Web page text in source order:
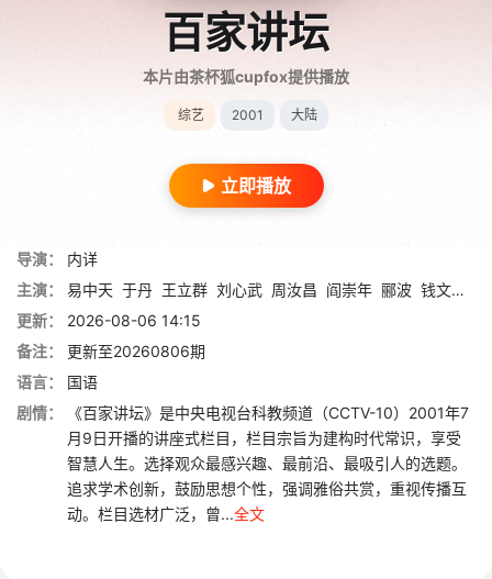
百家讲坛
本片由茶杯狐cupfox提供播放
综艺 2001 大陆
立即播放
导演：
内详
主演：
易中天 于丹 王立群 刘心武 周汝昌 阎崇年 郦波 钱文忠
更新：
2026-08-06 14:15
备注：
更新至20260806期
语言：
国语
剧情：
《百家讲坛》是中央电视台科教频道（CCTV-10）2001年7
月9日开播的讲座式栏目，栏目宗旨为建构时代常识，享受
智慧人生。选择观众最感兴趣、最前沿、最吸引人的选题。
追求学术创新，鼓励思想个性，强调雅俗共赏，重视传播互
动。栏目选材广泛，曾...全文